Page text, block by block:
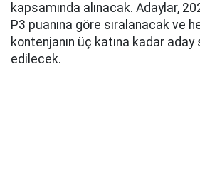
kapsamında alınacak. Adaylar,
P3 puanına göre sıralanacak ve
kontenjanın üç katına kadar
edilecek.